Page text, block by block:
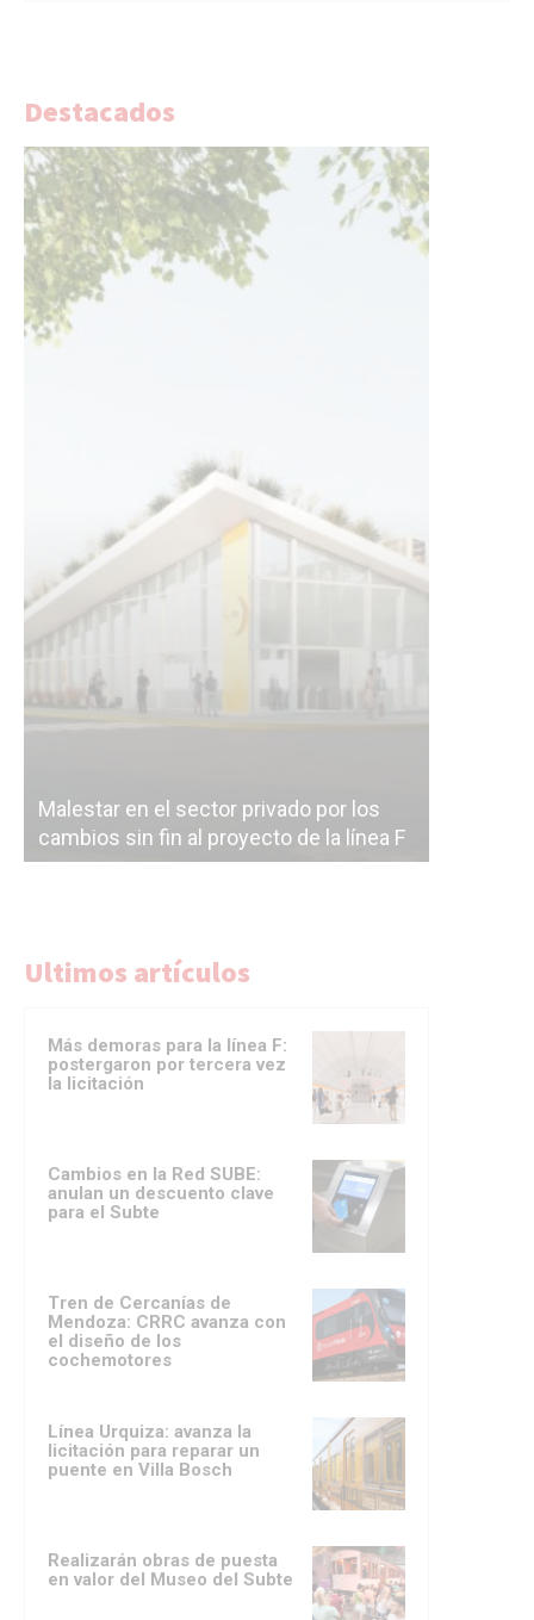
Destacados
Malestar en el sector privado por los
cambios sin fin al proyecto de la línea F
Ultimos artículos
Más demoras para la línea F:
postergaron por tercera vez
la licitación
Cambios en la Red SUBE:
anulan un descuento clave
para el Subte
Tren de Cercanías de
Mendoza: CRRC avanza con
el diseño de los
cochemotores
Línea Urquiza: avanza la
licitación para reparar un
puente en Villa Bosch
Realizarán obras de puesta
en valor del Museo del Subte